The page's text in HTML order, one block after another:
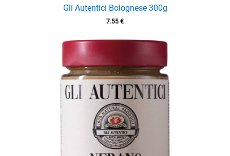
Gli Autentici Bolognese 300g
7.55 €